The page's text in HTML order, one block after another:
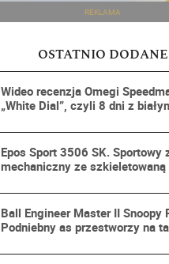
REKLAMA
OSTATNIO DODANE
Wideo recenzja Omegi
„White Dial”, czyli 8 dni z
Epos Sport 3506 SK. Sportowy
mechaniczny ze
Ball Engineer Master II Snoopy
Podniebny as przestworzy na